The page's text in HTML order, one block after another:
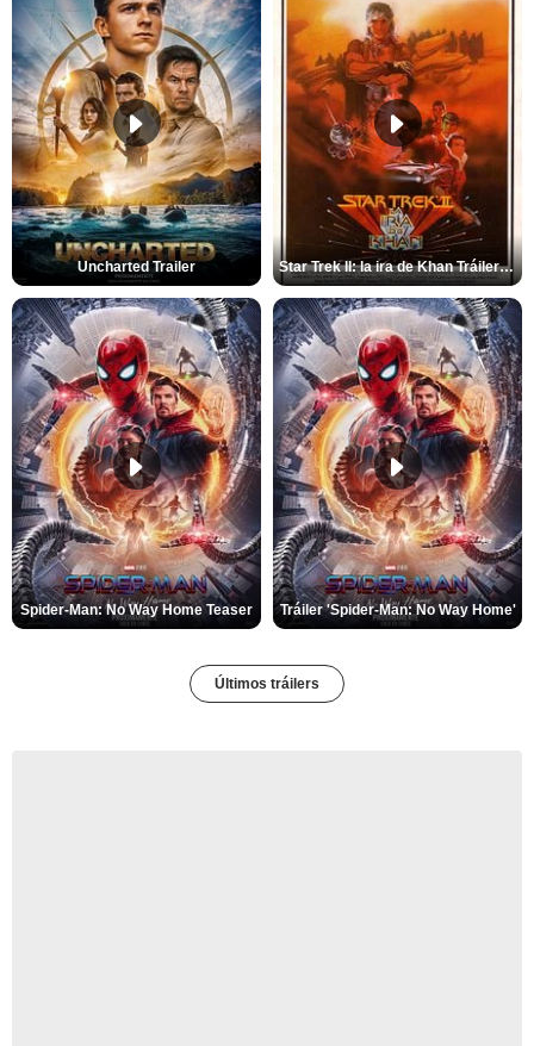
Uncharted Trailer Star Trek II: la ira de Khan Tráiler VO
Spider-Man: No Way Home Teaser Tráiler 'Spider-Man: No Way Home'
Últimos tráilers